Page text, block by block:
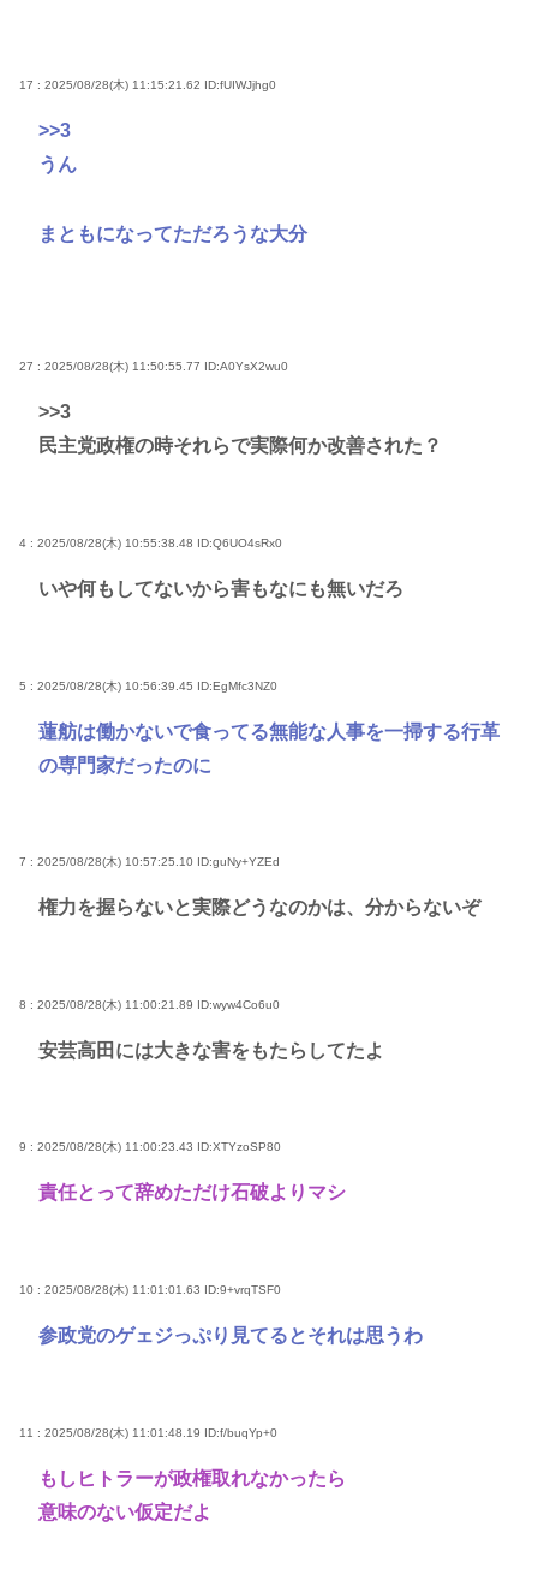
17 : 2025/08/28(木) 11:15:21.62 ID:fUIWJjhg0
>>3
うん
まともになってただろうな大分
27 : 2025/08/28(木) 11:50:55.77 ID:A0YsX2wu0
>>3
民主党政権の時それらで実際何か改善された？
4 : 2025/08/28(木) 10:55:38.48 ID:Q6UO4sRx0
いや何もしてないから害もなにも無いだろ
5 : 2025/08/28(木) 10:56:39.45 ID:EgMfc3NZ0
蓮舫は働かないで食ってる無能な人事を一掃する行革
の専門家だったのに
7 : 2025/08/28(木) 10:57:25.10 ID:guNy+YZEd
権力を握らないと実際どうなのかは、分からないぞ
8 : 2025/08/28(木) 11:00:21.89 ID:wyw4Co6u0
安芸高田には大きな害をもたらしてたよ
9 : 2025/08/28(木) 11:00:23.43 ID:XTYzoSP80
責任とって辞めただけ石破よりマシ
10 : 2025/08/28(木) 11:01:01.63 ID:9+vrqTSF0
参政党のゲェジっぷり見てるとそれは思うわ
11 : 2025/08/28(木) 11:01:48.19 ID:f/buqYp+0
もしヒトラーが政権取れなかったら
意味のない仮定だよ